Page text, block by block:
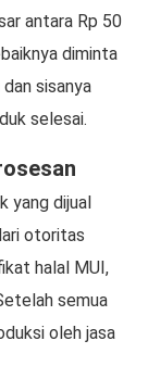
antara Rp 50
diminta
sisanya
selesai.
yang dijual
otoritas
halal MUI,
semua
oleh jasa